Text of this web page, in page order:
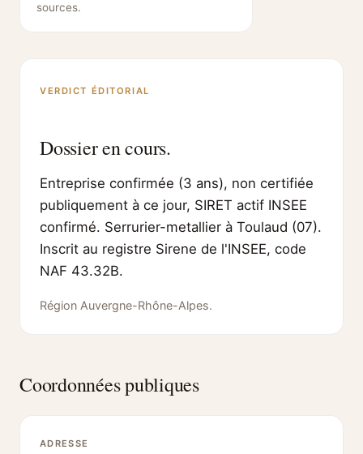
sources.
VERDICT ÉDITORIAL
Dossier en cours.
Entreprise confirmée (3 ans), non certifiée
publiquement à ce jour, SIRET actif INSEE
confirmé. Serrurier-metallier à Toulaud (07).
Inscrit au registre Sirene de l'INSEE, code
NAF 43.32B.
Région Auvergne-Rhône-Alpes.
Coordonnées publiques
ADRESSE